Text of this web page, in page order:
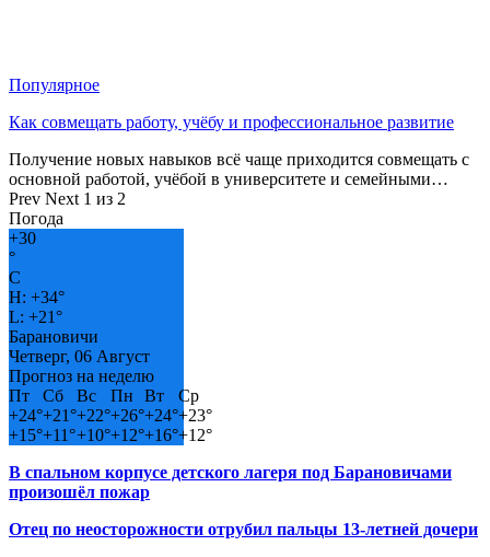
Популярное
Как совмещать работу, учёбу и профессиональное развитие
Получение новых навыков всё чаще приходится совмещать с
основной работой, учёбой в университете и семейными…
Prev Next 1 из 2
Погода
+30
°
C
H: +34°
L: +21°
Барановичи
Четверг, 06 Август
Прогноз на неделю
Пт
Сб Вс Пн Вт
Ср
+24°+21°+22°+26°+24°+23°
+15°+11°+10°+12°+16°+12°
В спальном корпусе детского лагеря под Барановичами
произошёл пожар
Отец по неосторожности отрубил пальцы 13-летней дочери